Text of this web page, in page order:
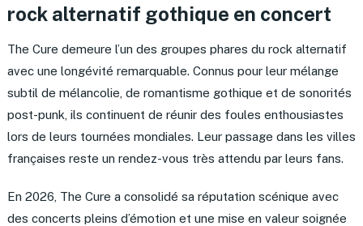
rock alternatif gothique en concert
The Cure demeure l’un des groupes phares du rock alternatif
avec une longévité remarquable. Connus pour leur mélange
subtil de mélancolie, de romantisme gothique et de sonorités
post-punk, ils continuent de réunir des foules enthousiastes
lors de leurs tournées mondiales. Leur passage dans les villes
françaises reste un rendez-vous très attendu par leurs fans.
En 2026, The Cure a consolidé sa réputation scénique avec
des concerts pleins d’émotion et une mise en valeur soignée